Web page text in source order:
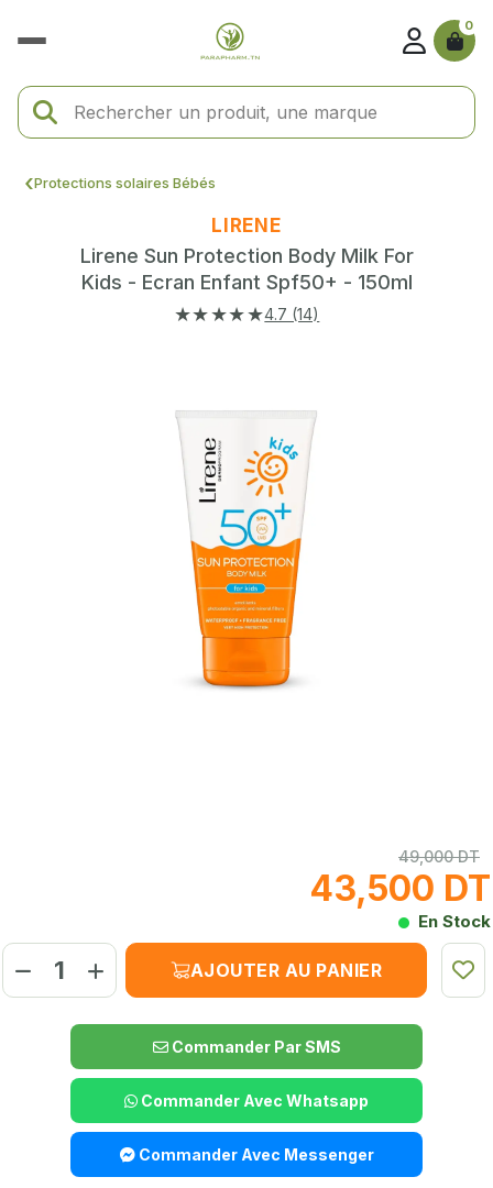
0
Protections solaires Bébés
LIRENE
Lirene Sun Protection Body Milk For
Kids - Ecran Enfant Spf50+ - 150ml
★★★★★4.7 (14)
49,000 DT
43,500 DT
En Stock
AJOUTER AU PANIER
Commander Par SMS
Commander Avec Whatsapp
Commander Avec Messenger